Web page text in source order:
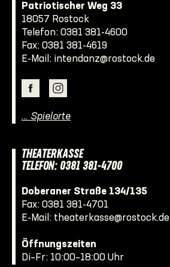
Patriotischer Weg 33
18057 Rostock
Telefon: 0381 381-4600
Fax: 0381 381-4619
E-Mail: intendanz@rostock.de
… Spielorte
THEATERKASSE
TELEFON: 0381 381-4700
Doberaner Straße 134/135
Fax: 0381 381-4701
E-Mail: theaterkasse@rostock.de
Öffnungszeiten
Di–Fr: 10:00–18:00 Uhr